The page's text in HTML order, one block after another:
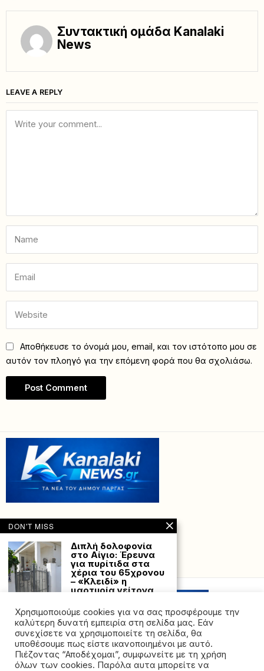
Συντακτική ομάδα Kanalaki
News
LEAVE A REPLY
Αποθήκευσε το όνομά μου, email, και τον ιστότοπο μου σε
αυτόν τον πλοηγό για την επόμενη φορά που θα σχολιάσω.
Powered with by Hostville”)
©2026 - All rights reserved. Απαγορεύεται ρητά η
Χρησιμοποιούμε cookies για να σας προσφέρουμε την
καλύτερη δυνατή εμπειρία στη σελίδα μας. Εάν
συνεχίσετε να χρησιμοποιείτε τη σελίδα, θα
υποθέσουμε πως είστε ικανοποιημένοι με αυτό.
Πιέζοντας “Αποδέχομαι”, συμφωνείτε με τη χρήση
όλων των cookies. Παρόλα αυτα μπορείτε να
DON'T MISS
Διπλή δολοφονία
στο Αίγιο: Έρευνα
για πυρίτιδα στα
χέρια του 65χρονου
– «Κλειδί» η
μαρτυρία γείτονα
το κινητό τηλέφωνο
του μάρτυρα «κλειδί»
Οι Μάθιου
ΜακΚόναχι και Νικ
Πιτσολάτο σε
συζητήσεις για μία